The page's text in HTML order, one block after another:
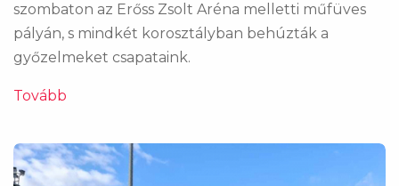
szombaton az Erőss Zsolt Aréna melletti műfüves
pályán, s mindkét korosztályban behúzták a
győzelmeket csapataink.
Tovább